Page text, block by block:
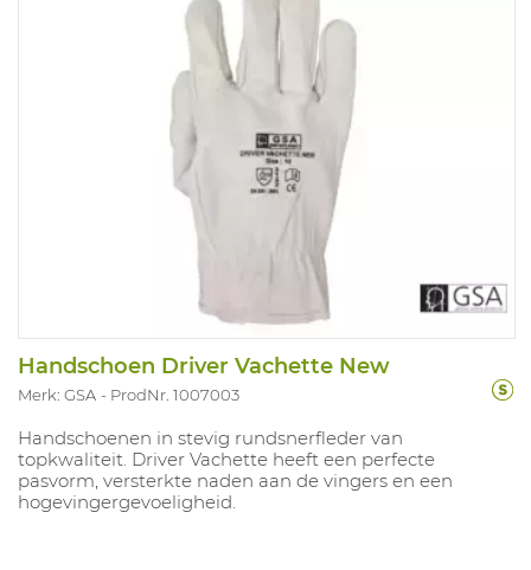
Handschoen Driver Vachette New
Merk: GSA ProdNr. 1007003
Handschoenen in stevig rundsnerfleder van
topkwaliteit. Driver Vachette heeft een perfecte
pasvorm, versterkte naden aan de vingers en een
hogevingergevoeligheid.